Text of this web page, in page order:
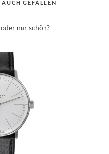
GEFALLEN
nur schön?